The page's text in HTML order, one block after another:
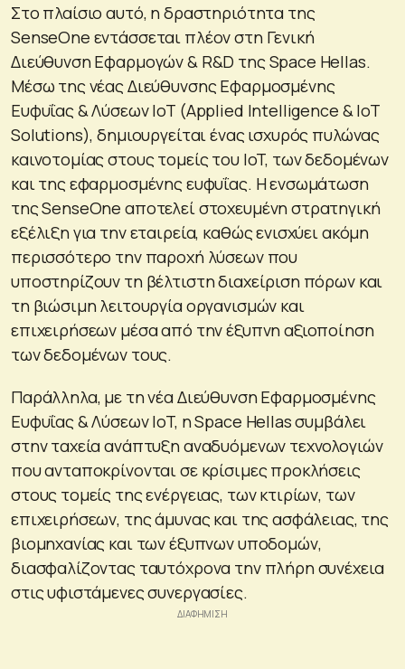
Στο πλαίσιο αυτό, η δραστηριότητα της
SenseOne εντάσσεται πλέον στη Γενική
Διεύθυνση Εφαρμογών & R&D της Space Hellas.
Μέσω της νέας Διεύθυνσης Εφαρμοσμένης
Ευφυΐας & Λύσεων IoT (Applied Intelligence & IoT
Solutions), δημιουργείται ένας ισχυρός πυλώνας
καινοτομίας στους τομείς του IoT, των δεδομένων
και της εφαρμοσμένης ευφυΐας. Η ενσωμάτωση
της SenseOne αποτελεί στοχευμένη στρατηγική
εξέλιξη για την εταιρεία, καθώς ενισχύει ακόμη
περισσότερο την παροχή λύσεων που
υποστηρίζουν τη βέλτιστη διαχείριση πόρων και
τη βιώσιμη λειτουργία οργανισμών και
επιχειρήσεων μέσα από την έξυπνη αξιοποίηση
των δεδομένων τους.
Παράλληλα, με τη νέα Διεύθυνση Εφαρμοσμένης
Ευφυΐας & Λύσεων IoT, η Space Hellas συμβάλει
στην ταχεία ανάπτυξη αναδυόμενων τεχνολογιών
που ανταποκρίνονται σε κρίσιμες προκλήσεις
στους τομείς της ενέργειας, των κτιρίων, των
επιχειρήσεων, της άμυνας και της ασφάλειας, της
βιομηχανίας και των έξυπνων υποδομών,
διασφαλίζοντας ταυτόχρονα την πλήρη συνέχεια
στις υφιστάμενες συνεργασίες.